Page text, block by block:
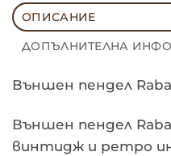
ОПИСАНИЕ
ДОПЪЛНИТЕЛНА
Външен пендел
Външен пендел
винтидж и ретро